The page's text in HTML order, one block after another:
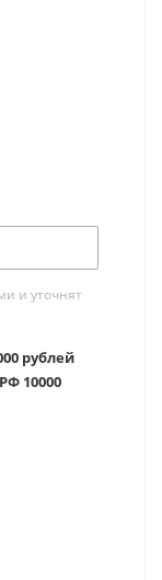
и уточнят
рублей
10000